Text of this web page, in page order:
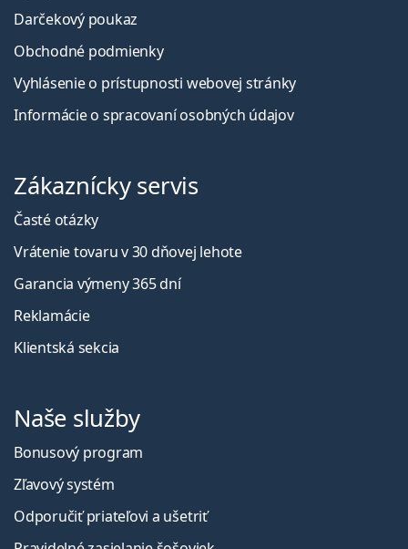
Darčekový poukaz
Obchodné podmienky
Vyhlásenie o prístupnosti webovej stránky
Informácie o spracovaní osobných údajov
Zákaznícky servis
Časté otázky
Vrátenie tovaru v 30 dňovej lehote
Garancia výmeny 365 dní
Reklamácie
Klientská sekcia
Naše služby
Bonusový program
Zľavový systém
Odporučiť priateľovi a ušetriť